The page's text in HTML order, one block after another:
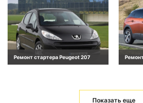
Ремонт стартера Peugeot 207
Показать еще